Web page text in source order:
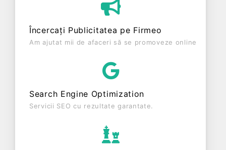
Încercați Publicitatea pe Firmeo
Am ajutat mii de afaceri să se promoveze online
Search Engine Optimization
Servicii SEO cu rezultate garantate.